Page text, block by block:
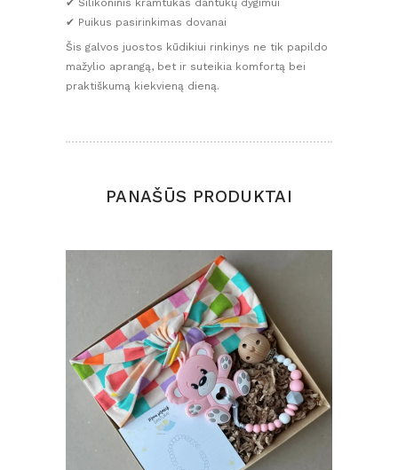
✔ Silikoninis kramtukas dantukų dygimui
✔ Puikus pasirinkimas dovanai
Šis galvos juostos kūdikiui rinkinys ne tik papildo
mažylio aprangą, bet ir suteikia komfortą bei
praktiškumą kiekvieną dieną.
PANAŠŪS PRODUKTAI